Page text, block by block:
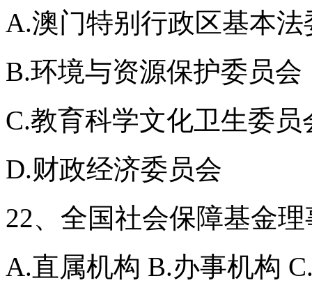
A.澳门特别行政区基本
B.环境与资源保护委员会
C.教育科学文化卫生委员
D.财政经济委员会
22、全国社会保障基金
A.直属机构 B.办事机构